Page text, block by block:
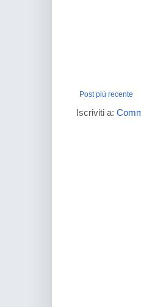
Post più recente
Iscriviti a: